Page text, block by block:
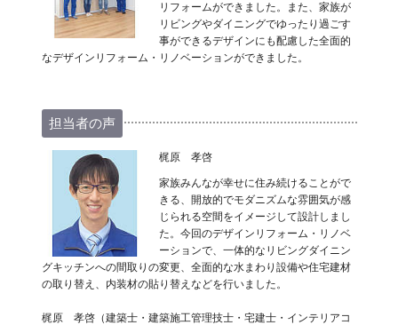
リフォームができました。また、家族が
リビングやダイニングでゆったり過ごす
事ができるデザインにも配慮した全面的
なデザインリフォーム・リノベーションができました。
担当者の声
梶原 孝啓
家族みんなが幸せに住み続けることがで
きる、開放的でモダニズムな雰囲気が感
じられる空間をイメージして設計しまし
た。今回のデザインリフォーム・リノベ
ーションで、一体的なリビングダイニン
グキッチンへの間取りの変更、全面的な水まわり設備や住宅建材
の取り替え、内装材の貼り替えなどを行いました。
梶原 孝啓（建築士・建築施工管理技士・宅建士・インテリアコ